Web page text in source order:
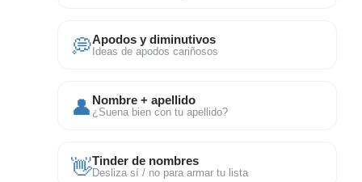
💭Apodos y diminutivos
Ideas de apodos cariñosos
👤 Nombre + apellido
¿Suena bien con tu apellido?
👋Tinder de nombres
Desliza sí / no para armar tu lista